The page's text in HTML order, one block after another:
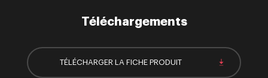
Téléchargements
TÉLÉCHARGER LA FICHE PRODUIT